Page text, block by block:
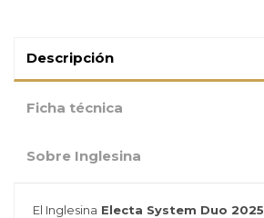
Descripción
Ficha técnica
Sobre Inglesina
El Inglesina Electa System Duo 2025